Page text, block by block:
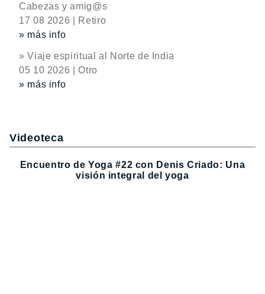
Cabezas y amig@s
17 08 2026 | Retiro
» más info
» Viaje espiritual al Norte de India
05 10 2026 | Otro
» más info
Videoteca
Encuentro de Yoga #22 con Denis Criado: Una
visión integral del yoga